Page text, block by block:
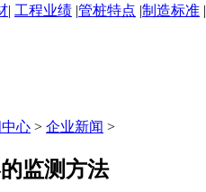
| 工程业绩 |管桩特点 |制造标准 |
心 > 企业新闻 >
监测方法